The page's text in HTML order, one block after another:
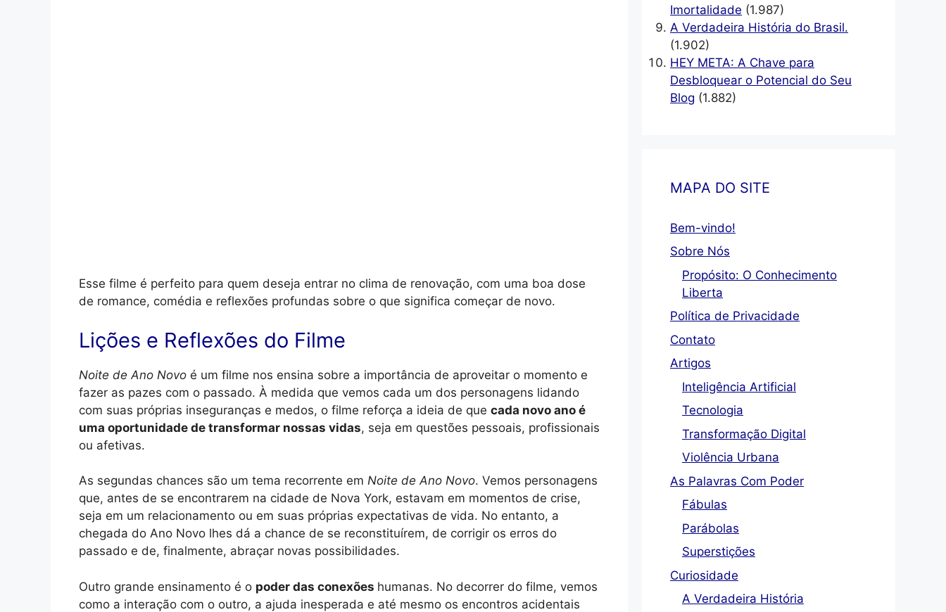
Esse filme é perfeito para quem deseja entrar no clima de renovação, com uma boa dose
de romance, comédia e reflexões profundas sobre o que significa começar de novo.
Lições e Reflexões do Filme
Noite de Ano Novo é um filme nos ensina sobre a importância de aproveitar o momento e
fazer as pazes com o passado. À medida que vemos cada um dos personagens lidando
com suas próprias inseguranças e medos, o filme reforça a ideia de que cada novo ano é
uma oportunidade de transformar nossas vidas, seja em questões pessoais, profissionais
ou afetivas.
As segundas chances são um tema recorrente em Noite de Ano Novo. Vemos personagens
que, antes de se encontrarem na cidade de Nova York, estavam em momentos de crise,
seja em um relacionamento ou em suas próprias expectativas de vida. No entanto, a
chegada do Ano Novo lhes dá a chance de se reconstituírem, de corrigir os erros do
passado e de, finalmente, abraçar novas possibilidades.
Outro grande ensinamento é o poder das conexões humanas. No decorrer do filme, vemos
como a interação com o outro, a ajuda inesperada e até mesmo os encontros acidentais
Imortalidade (1.987)
A Verdadeira História do Brasil.
(1.902)
HEY META: A Chave para
Desbloquear o Potencial do Seu
Blog (1.882)
MAPA DO SITE
Bem-vindo!
Sobre Nós
Propósito: O Conhecimento
Liberta
Política de Privacidade
Contato
Artigos
Inteligência Artificial
Tecnologia
Transformação Digital
Violência Urbana
As Palavras Com Poder
Fábulas
Parábolas
Superstições
Curiosidade
A Verdadeira História